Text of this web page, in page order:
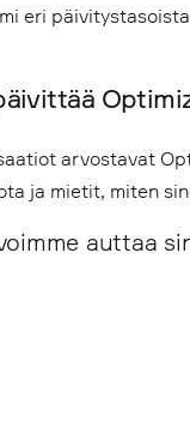
arvostavat
ja mietit, miten
auttaa